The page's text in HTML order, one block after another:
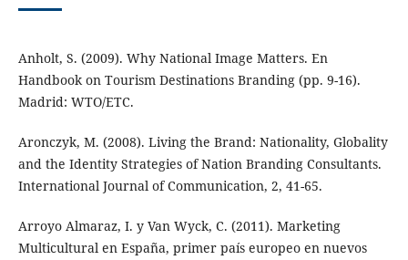
Anholt, S. (2009). Why National Image Matters. En
Handbook on Tourism Destinations Branding (pp. 9-16).
Madrid: WTO/ETC.
Aronczyk, M. (2008). Living the Brand: Nationality, Globality
and the Identity Strategies of Nation Branding Consultants.
International Journal of Communication, 2, 41-65.
Arroyo Almaraz, I. y Van Wyck, C. (2011). Marketing
Multicultural en España, primer país europeo en nuevos